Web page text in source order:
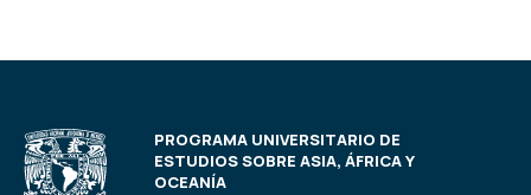
PROGRAMA UNIVERSITARIO DE
ESTUDIOS SOBRE ASIA, ÁFRICA Y
OCEANÍA